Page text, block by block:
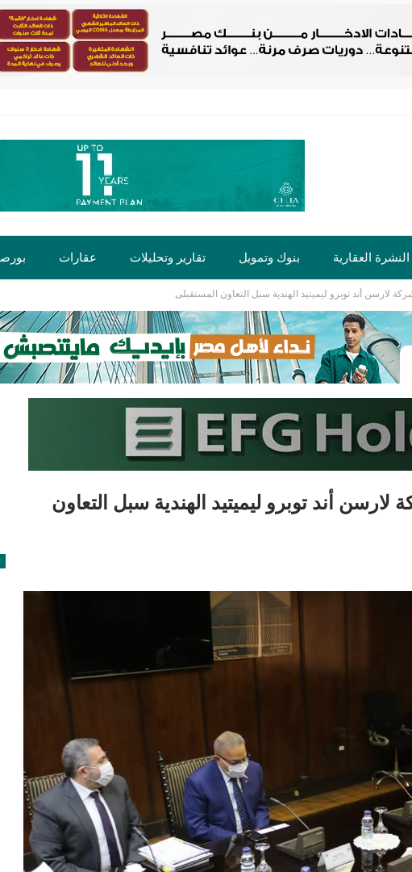
النشرة العقارية بنوك وتمويل تقارير وتحليلات عقارات
لارسن أند توبرو ليميتيد الهندية سبل التعاون المستقبلى
أند توبرو ليميتيد الهندية سبل التعاون